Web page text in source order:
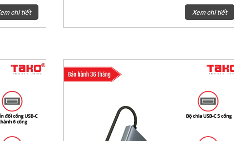
hình ngoài
chất lượng
thẻ
và
ba cổng
đồng thời
cắm vào
chi tiết
- Cắm và chạy: Ngay lập tức chuyển đổi cổng USB-C trên
thiết bị của bạn thành cổng HDMI mà không cần cài đặt
sử dụng Type-C bao gồm máy tính để bàn, điện thoại,
laptop, máy tính bảng và các hệ điều hành như MacOS,
Windows, iPadOS, iOS, Android, Linux OS, và Chrome OS.
giảm thiểu nhiễu đối với các cổng khác. Đồng thời, thiết kế
vỏ hợp kim nhôm giúp tăng độ bền cho sản phẩm.
- Nhỏ gọn, dễ mang theo bên người: Mang theo UA520C bên
bạn và sử dụng ở bất cứ đâu, bất cứ lúc nào.
Xem chi tiết